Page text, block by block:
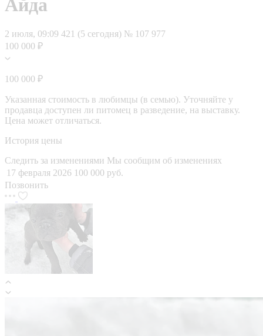
Айда
2 июля, 09:09 421 (5 сегодня) № 107 977
100 000 ₽
100 000 ₽
Указанная стоимость в любимцы (в семью). Уточняйте у
продавца доступен ли питомец в разведение, на выставку.
Цена может отличаться.
История цены
Следить за изменениями Мы сообщим об изменениях
17 февраля 2026 100 000 руб.
Позвонить